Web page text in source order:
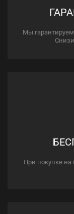
Мы
При покупке